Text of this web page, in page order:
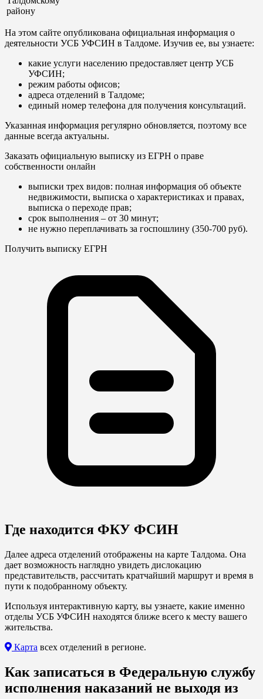
району
На этом сайте опубликована официальная информация о
деятельности УСБ УФСИН в Талдоме. Изучив ее, вы узнаете:
какие услуги населению предоставляет центр УСБ
УФСИН;
режим работы офисов;
адреса отделений в Талдоме;
единый номер телефона для получения консультаций.
Указанная информация регулярно обновляется, поэтому все
данные всегда актуальны.
Заказать официальную выписку из ЕГРН о праве
собственности онлайн
выписки трех видов: полная информация об объекте
недвижимости, выписка о характеристиках и правах,
выписка о переходе прав;
срок выполнения – от 30 минут;
не нужно переплачивать за госпошлину (350-700 руб).
Получить выписку ЕГРН
Где находится ФКУ ФСИН
Далее адреса отделений отображены на карте Талдома. Она
дает возможность наглядно увидеть дислокацию
представительств, рассчитать кратчайший маршрут и время в
пути к подобранному объекту.
Используя интерактивную карту, вы узнаете, какие именно
отделы УСБ УФСИН находятся ближе всего к месту вашего
жительства.
Карта всех отделений в регионе.
Как записаться в Федеральную службу
исполнения наказаний не выходя из